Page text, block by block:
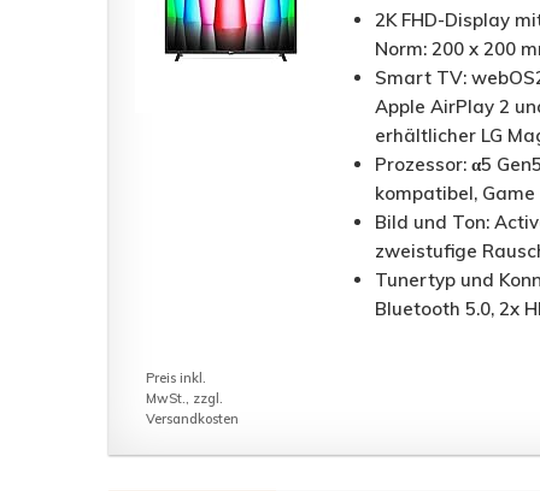
2K FHD-Display
Norm: 200 x 200
Smart TV:
Apple AirPlay 2
erhältlicher LG
Prozessor: α5
kompatibel,
Bild und Ton:
zweistufige
Tunertyp und
Bluetooth 5.0, 2x
Preis inkl.
MwSt., zzgl.
Versandkosten